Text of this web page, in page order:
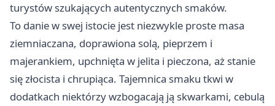
turystów szukających autentycznych smaków.
To danie w swej istocie jest niezwykle proste masa
ziemniaczana, doprawiona solą, pieprzem i
majerankiem, upchnięta w jelita i pieczona, aż stanie
się złocista i chrupiąca. Tajemnica smaku tkwi w
dodatkach niektórzy wzbogacają ją skwarkami, cebulą